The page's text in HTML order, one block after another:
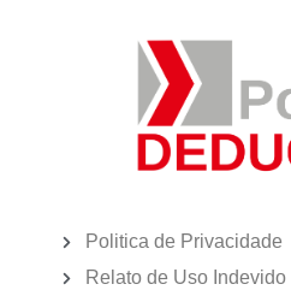
Politica de Privacidade
Relato de Uso Indevido